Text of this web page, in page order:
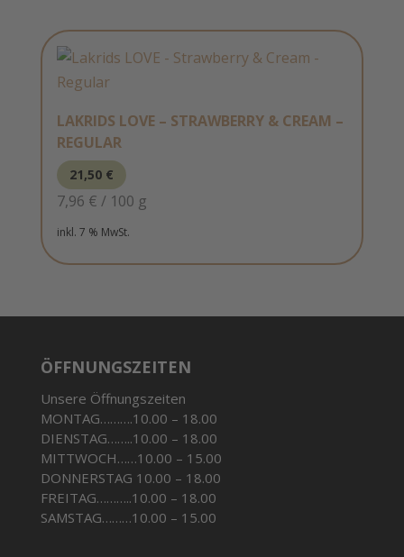
LAKRIDS LOVE – STRAWBERRY & CREAM –
REGULAR
21,50 €
7,96 € / 100 g
inkl. 7 % MwSt.
ÖFFNUNGSZEITEN
Unsere Öffnungszeiten
MONTAG……….10.00 – 18.00
DIENSTAG……..10.00 – 18.00
MITTWOCH……10.00 – 15.00
DONNERSTAG 10.00 – 18.00
FREITAG………..10.00 – 18.00
SAMSTAG………10.00 – 15.00